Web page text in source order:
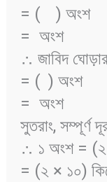
= (
) অংশ
= অংশ
∴ জাবিদ
= ( ) অংশ
= অংশ
সুতরাং, সম্পূর্ণ
∴ ১ অংশ =
= (২ × ১০)